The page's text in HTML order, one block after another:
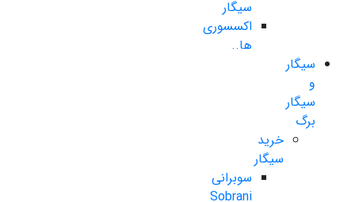
سیگار
اکسسوری
ها..
سیگار
و
سیگار
برگ
خرید
سیگار
سوبرانی
Sobrani